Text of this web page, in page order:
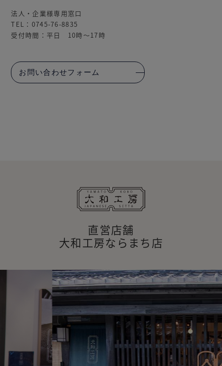
法人・企業様専用窓口
TEL：0745-76-8835
受付時間：平日 10時～17時
お問い合わせフォーム
直営店舗
大和工房ならまち店